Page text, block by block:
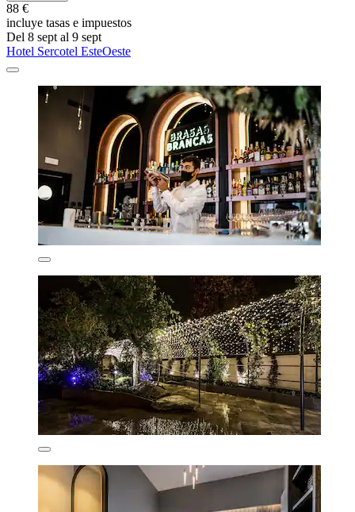
88 €
incluye tasas e impuestos
Del 8 sept al 9 sept
Hotel Sercotel EsteOeste